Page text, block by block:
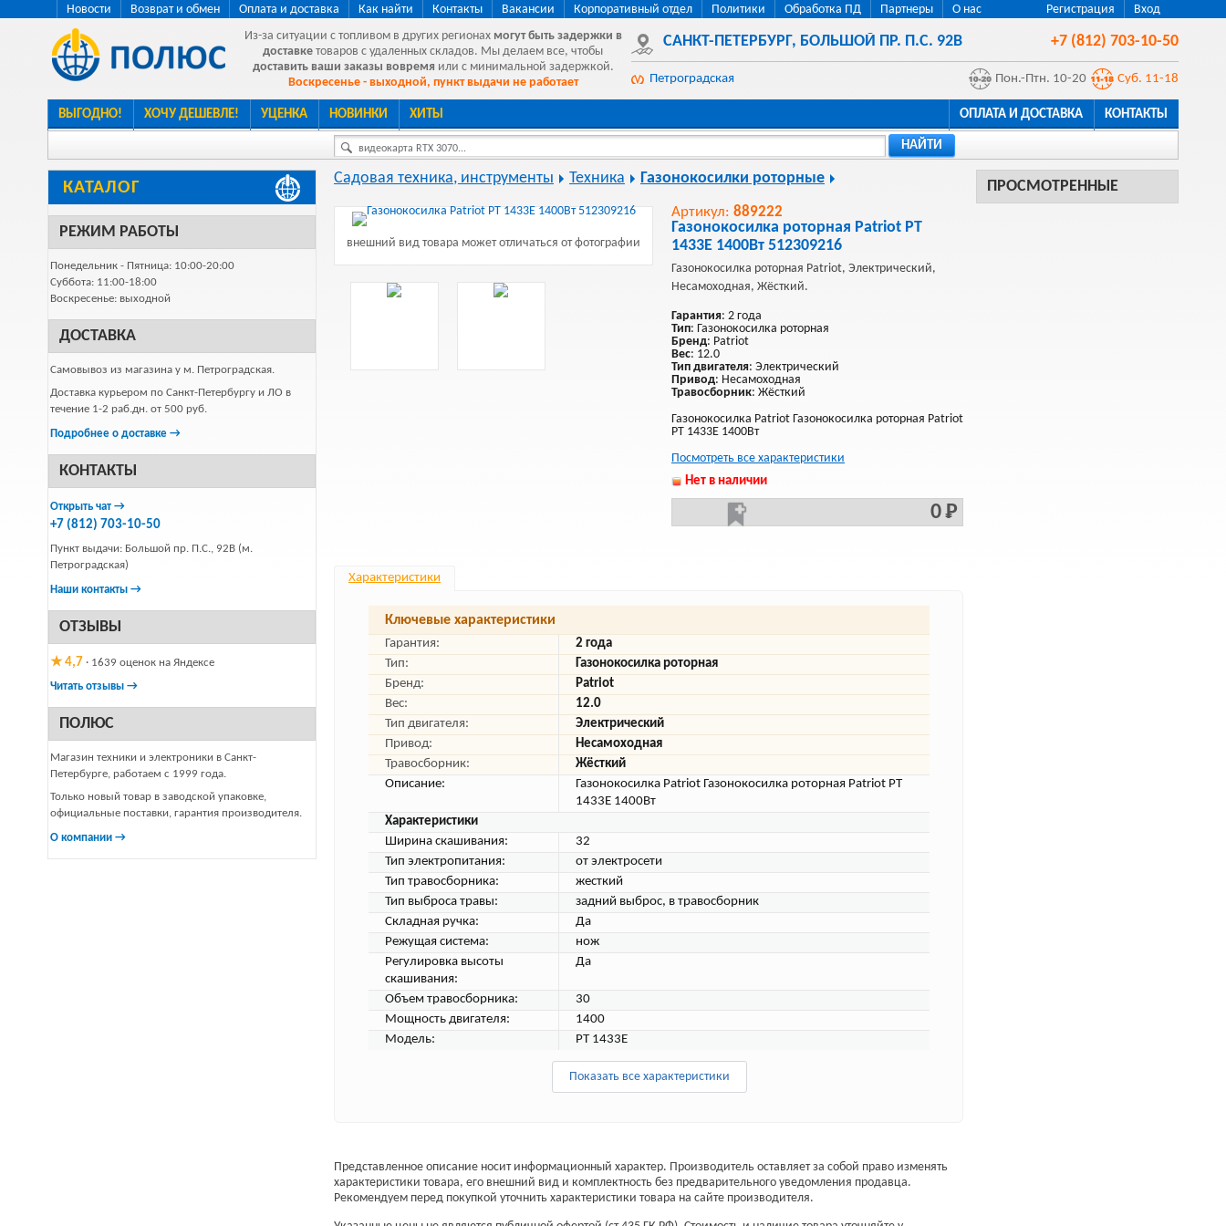
Регистрация Вход
Новости Возврат и обмен Оплата и доставка Как найти Контакты Вакансии Корпоративный отдел Политики Обработка ПД Партнеры
О нас
Из-за ситуации с топливом в других регионах могут быть задержки в
доставке товаров с удаленных складов. Мы делаем все, чтобы
доставить ваши заказы вовремя или с минимальной задержкой.
Воскресенье - выходной, пункт выдачи не работает
САНКТ-ПЕТЕРБУРГ, БОЛЬШОЙ ПР. П.С. 92В +7 (812) 703-10-50
Петроградская Пон.-Птн. 10-20 Суб. 11-18
ВЫГОДНО! ХОЧУ ДЕШЕВЛЕ! УЦЕНКА НОВИНКИ ХИТЫ ОПЛАТА И ДОСТАВКА КОНТАКТЫ
видеокарта RTX 3070... НАЙТИ
КАТАЛОГ
РЕЖИМ РАБОТЫ
Понедельник - Пятница: 10:00-20:00
Суббота: 11:00-18:00
Воскресенье: выходной
ДОСТАВКА
Самовывоз из магазина у м. Петроградская.
Доставка курьером по Санкт-Петербургу и ЛО в
течение 1-2 раб.дн. от 500 руб.
Подробнее о доставке →
КОНТАКТЫ
Открыть чат →
+7 (812) 703-10-50
Пункт выдачи: Большой пр. П.С., 92В (м.
Петроградская)
Наши контакты →
ОТЗЫВЫ
★ 4,7 · 1639 оценок на Яндексе
Читать отзывы →
ПОЛЮС
Магазин техники и электроники в Санкт-
Петербурге, работаем с 1999 года.
Только новый товар в заводской упаковке,
официальные поставки, гарантия производителя.
О компании →
ПРОСМОТРЕННЫЕ
Садовая техника, инструменты Техника Газонокосилки роторные
внешний вид товара может отличаться от фотографии
Артикул: 889222
Газонокосилка роторная Patriot PT
1433E 1400Вт 512309216
Газонокосилка роторная Patriot, Электрический,
Несамоходная, Жёсткий.
Гарантия: 2 года
Тип: Газонокосилка роторная
Бренд: Patriot
Вес: 12.0
Тип двигателя: Электрический
Привод: Несамоходная
Травосборник: Жёсткий
Газонокосилка Patriot Газонокосилка роторная Patriot
PT 1433E 1400Вт
Посмотреть все характеристики
Нет в наличии
0 Р
Характеристики
Ключевые характеристики
Гарантия:
2 года
Тип:
Газонокосилка роторная
Бренд:
Patriot
Вес:
12.0
Тип двигателя:
Электрический
Привод:
Несамоходная
Травосборник:
Жёсткий
Описание:
Газонокосилка Patriot Газонокосилка роторная Patriot PT
1433E 1400Вт
Характеристики
Ширина скашивания:
32
Тип электропитания:
от электросети
Тип травосборника:
жесткий
Тип выброса травы:
задний выброс, в травосборник
Складная ручка:
Да
Режущая система:
нож
Регулировка высоты
скашивания:
Да
Объем травосборника:
30
Мощность двигателя:
1400
Модель:
PT 1433E
Показать все характеристики
Представленное описание носит информационный характер. Производитель оставляет за собой право изменять
характеристики товара, его внешний вид и комплектность без предварительного уведомления продавца.
Рекомендуем перед покупкой уточнить характеристики товара на сайте производителя.